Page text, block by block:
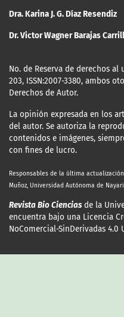
Dra. Karina J. G. Díaz Resendiz
Dr. Victor Wagner Barajas
No. de Reserva de derechos al
203, ISSN:2007-3380, ambos
Derechos de Autor.
La opinión expresada en los
del autor. Se autoriza la
contenidos e imágenes,
con fines de lucro.
Responsables de la última actualización
Muñoz, Universidad Autónoma de
Revista Bio Ciencias de la
encuentra bajo una Licencia
NoComercial-SinDerivadas 4.0